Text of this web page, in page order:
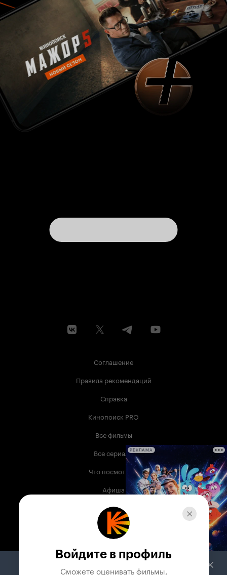
Соглашение
Правила рекомендаций
Справка
Кинопоиск PRO
Все фильмы
Все сериалы
Что посмотреть
Афиша
Музыка
Телепрограмма
Служба поддержки
РЕКЛАМА
Войдите в профиль
Сможете оценивать фильмы,